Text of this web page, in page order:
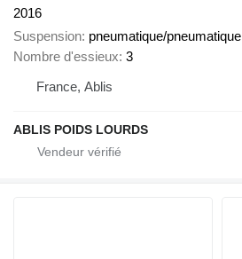
2016
Suspension pneumatique/pneumatique
Nombre d'essieux 3
France, Ablis
ABLIS POIDS LOURDS